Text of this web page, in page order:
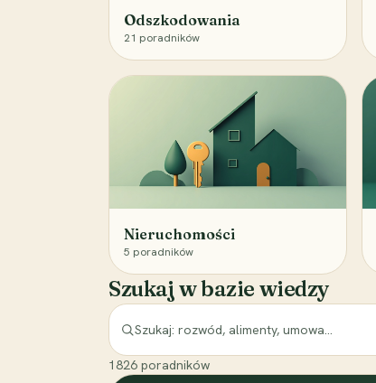
Odszkodowania
21 poradników
Nieruchomości
5 poradników
Szukaj w bazie wiedzy
1826 poradników